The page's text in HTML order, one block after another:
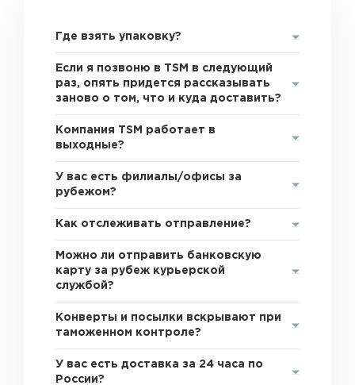
Где взять упаковку?
Если я позвоню в TSM в следующий
раз, опять придется рассказывать
заново о том, что и куда доставить?
Компания TSM работает в
выходные?
У вас есть филиалы/офисы за
рубежом?
Как отслеживать отправление?
Можно ли отправить банковскую
карту за рубеж курьерской
службой?
Конверты и посылки вскрывают при
таможенном контроле?
У вас есть доставка за 24 часа по
России?